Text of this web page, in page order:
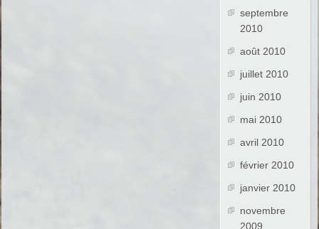
septembre
2010
août 2010
juillet 2010
juin 2010
mai 2010
avril 2010
février 2010
janvier 2010
novembre
2009